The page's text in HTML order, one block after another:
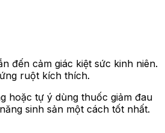
đến cảm giác kiệt sức kinh niên.
ruột kích thích.
hoặc tự ý dùng thuốc giảm đau
sinh sản một cách tốt nhất.